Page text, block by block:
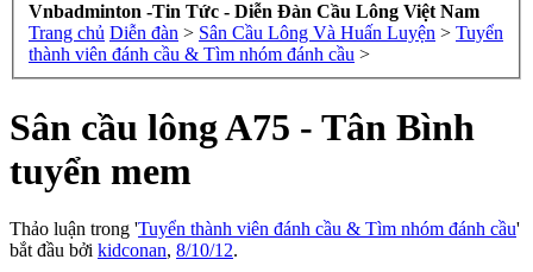
Vnbadminton -Tin Tức - Diễn Đàn Cầu Lông Việt Nam
Trang chủ Diễn đàn > Sân Cầu Lông Và Huấn Luyện > Tuyển
thành viên đánh cầu & Tìm nhóm đánh cầu >
Sân cầu lông A75 - Tân Bình
tuyển mem
Thảo luận trong 'Tuyển thành viên đánh cầu & Tìm nhóm đánh cầu'
bắt đầu bởi kidconan, 8/10/12.